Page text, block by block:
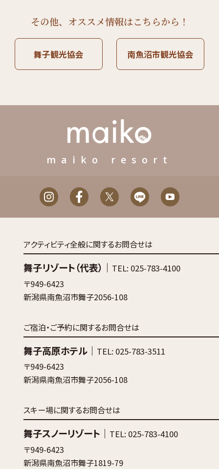
その他、オススメ情報はこちらから！
舞子観光協会 南魚沼市観光協会
maiko resort
アクティビティ全般に関するお問合せは
舞子リゾート（代表）｜ TEL: 025-783-4100
〒949-6423
新潟県南魚沼市舞子2056-108
ご宿泊・ご予約に関するお問合せは
舞子高原ホテル｜ TEL: 025-783-3511
〒949-6423
新潟県南魚沼市舞子2056-108
スキー場に関するお問合せは
舞子スノーリゾート｜ TEL: 025-783-4100
〒949-6423
新潟県南魚沼市舞子1819-79